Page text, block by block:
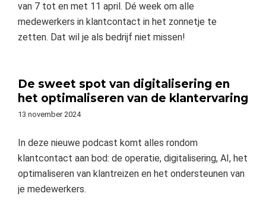
van 7 tot en met 11 april. Dé week om alle
medewerkers in klantcontact in het zonnetje te
zetten. Dat wil je als bedrijf niet missen!
De sweet spot van digitalisering en
het optimaliseren van de klantervaring
13 november 2024
In deze nieuwe podcast komt alles rondom
klantcontact aan bod: de operatie, digitalisering, AI, het
optimaliseren van klantreizen en het ondersteunen van
je medewerkers.